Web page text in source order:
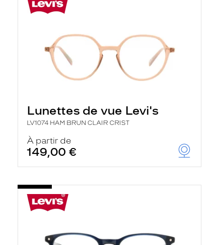
Lunettes de vue Levi's
LV1074 HAM BRUN CLAIR CRIST
À partir de
149,00 €